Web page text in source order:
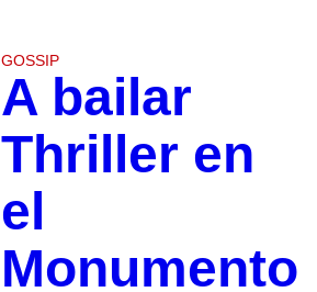
GOSSIP
A bailar
Thriller en
el
Monumento